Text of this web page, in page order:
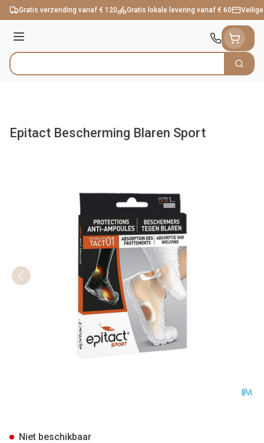
Ga naar de inhoud
Gratis verzending vanaf € 120 Gratis lokale levering vanaf € 60
Menu
Product, merk, categorie... Zoek
Epitact Bescherming Blaren Sport
Niet beschikbaar